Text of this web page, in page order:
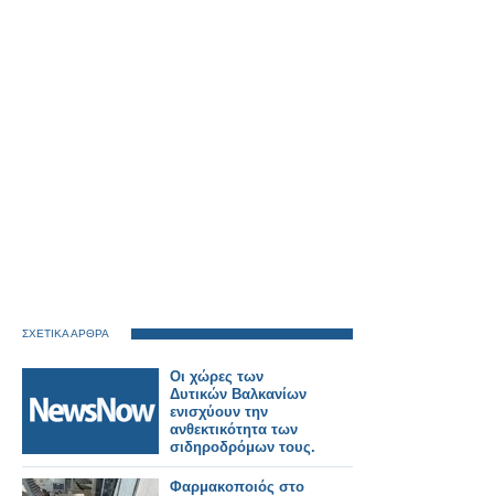
ΣΧΕΤΙΚΑ ΑΡΘΡΑ
Οι χώρες των
Δυτικών Βαλκανίων
ενισχύουν την
ανθεκτικότητα των
σιδηροδρόμων τους.
Φαρμακοποιός στο